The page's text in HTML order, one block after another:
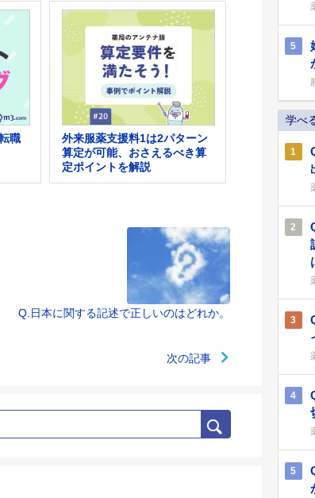
職
外来服薬支援料1は2パターン
算定が可能、おさえるべき算
定ポイントを解説
Q.日本に関する記述で正しいのはどれか。
次の記事
5
学べ
1
2
3
4
5